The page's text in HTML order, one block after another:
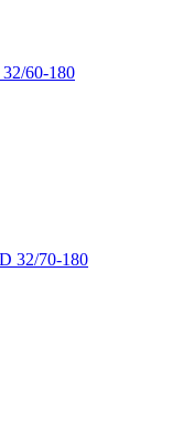
60-180
32/70-180